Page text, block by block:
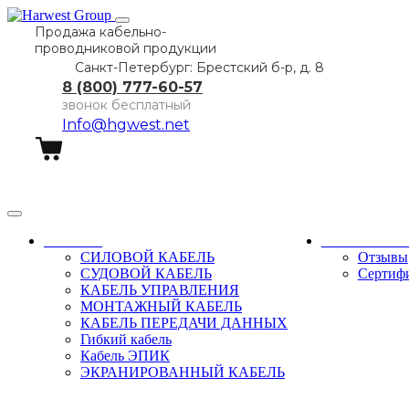
Продажа кабельно-
проводниковой продукции
Санкт-Петербург: Брестский б-р, д. 8
8 (800) 777-60-57
звонок бесплатный
Info@hgwest.net
СИЛОВОЙ КАБЕЛЬ
СУДОВОЙ КАБЕЛЬ
КАБЕЛЬ УПРАВЛЕНИЯ
МОНТАЖНЫЙ КАБЕЛЬ
КАБЕЛЬ ПЕРЕДАЧИ ДАННЫХ
Гибкий кабель
Кабель ЭПИК
ЭКРАНИРОВАННЫЙ КАБЕЛЬ
Отзывы